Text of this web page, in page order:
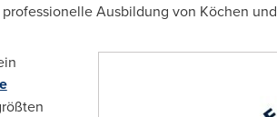
Ausbildung von Köchen